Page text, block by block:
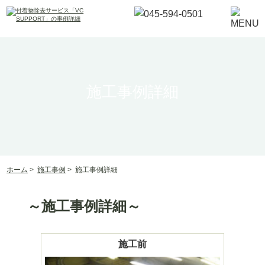
ホーム > 施工事例 > 施工事例詳細
～施工事例詳細～
施工前